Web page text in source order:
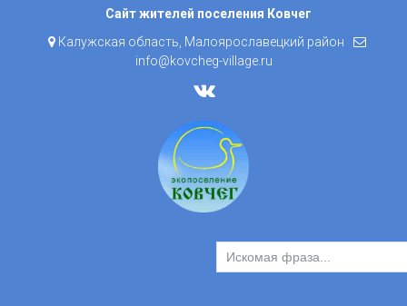
Skip
content
Сайт жителей поселения Ковчег
Калужская область, Малоярославецкий район
info@kovcheg-village.ru